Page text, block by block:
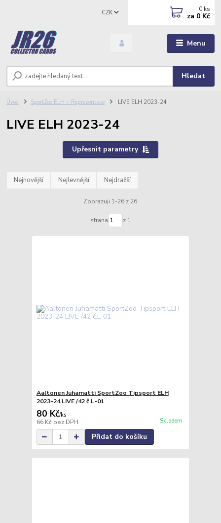
Menu
CZK
Hledat
0 ks
za 0 Kč
Úvod SportZoo ELH + Reprezentace LIVE ELH 2023-24
LIVE ELH 2023-24
Upřesnit parametry
Nejnovější Nejlevnější Nejdražší
Zobrazuji 1-26 z 26
strana z 1
Aaltonen Juhamatti SportZoo Tipsport ELH
2023-24 LIVE /42 č.L-01
80 Kč/ks
66 Kč bez DPH Skladem
Přidat do košíku